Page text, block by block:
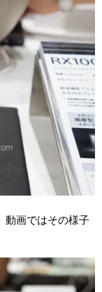
動画ではその様子